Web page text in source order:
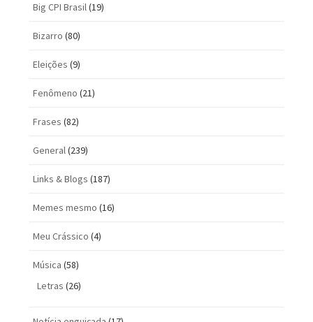
Big CPI Brasil(19)
Bizarro (80)
Eleições (9)
Fenômeno (21)
Frases (82)
General(239)
Links & Blogs (187)
Memes mesmo (16)
Meu Crássico (4)
Música (58)
Letras (26)